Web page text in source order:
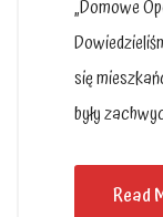
„Domowe
się
były
Read